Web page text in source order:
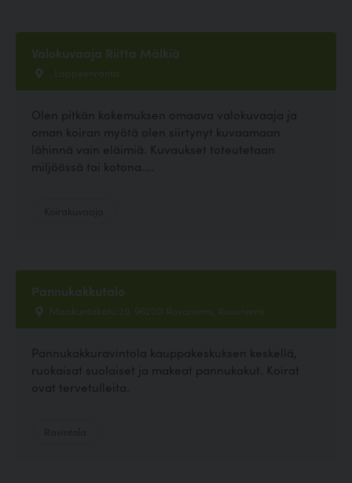
Valokuvaaja Riitta Mälkiä
, Lappeenranta
Olen pitkän kokemuksen omaava valokuvaaja ja
oman koiran myötä olen siirtynyt kuvaamaan
lähinnä vain eläimiä. Kuvaukset toteutetaan
miljöössä tai kotona....
Pannukakkutalo
Maakuntakatu 29, 96200 Rovaniemi, Rovaniemi
Pannukakkuravintola kauppakeskuksen keskellä,
ruokaisat suolaiset ja makeat pannukakut. Koirat
ovat tervetulleita.